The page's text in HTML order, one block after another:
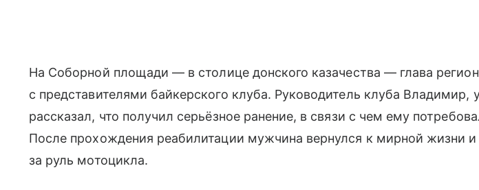
На Соборной площади — в столице донского казачества — глава
с представителями байкерского клуба. Руководитель клуба Владимир,
рассказал, что получил серьёзное ранение, в связи с чем ему
После прохождения реабилитации мужчина вернулся к мирной жизни и
за руль мотоцикла.